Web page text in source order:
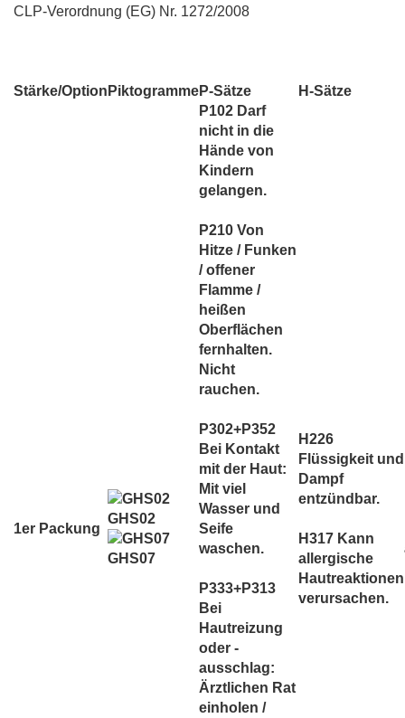
CLP-Verordnung (EG) Nr. 1272/2008
Stärke/Option PiktogrammeP-Sätze H-Sätze
1er Packung
GHS02
GHS07
P102 Darf
nicht in die
Hände von
Kindern
gelangen.
P210 Von
Hitze / Funken
/ offener
Flamme /
heißen
Oberflächen
fernhalten.
Nicht
rauchen.
P302+P352
Bei Kontakt
mit der Haut:
Mit viel
Wasser und
Seife
waschen.
P333+P313
Bei
Hautreizung
oder -
ausschlag:
Ärztlichen Rat
einholen /
H226
Flüssigkeit und
Dampf
entzündbar.
H317 Kann
allergische
Hautreaktionen
verursachen.